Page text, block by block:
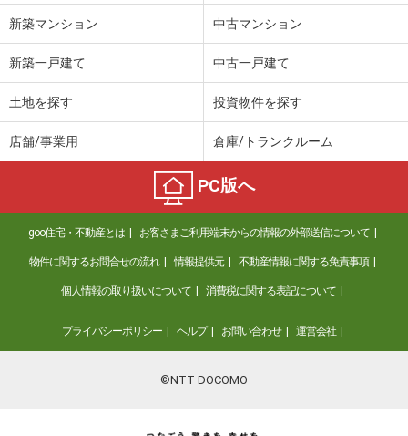
新築マンション 中古マンション
新築一戸建て 中古一戸建て
土地を探す 投資物件を探す
店舗/事業用 倉庫/トランクルーム
PC版へ
goo住宅・不動産とは お客さまご利用端末からの情報の外部送信について
物件に関するお問合せの流れ 情報提供元 不動産情報に関する免責事項
個人情報の取り扱いについて 消費税に関する表記について
プライバシーポリシー ヘルプ お問い合わせ 運営会社
©NTT DOCOMO